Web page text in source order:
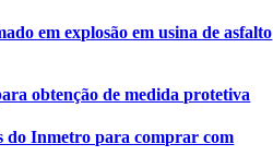
em explosão em usina de asfalto
obtenção de medida protetiva
do Inmetro para comprar com